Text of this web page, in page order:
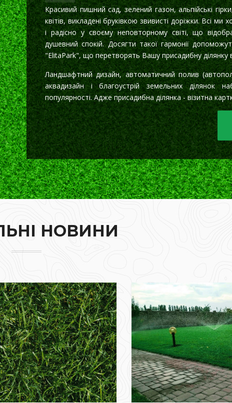
Красивий пишний сад, зелений газон, альпійські
квітів, викладені бруківкою звивисті доріжки. Всі
і радісно у своєму неповторному світі, що
душевний спокій. Досягти такої гармонії
"ЕlitaРark", що перетворять Вашу присадибну ділянку
Ландшафтний дизайн, автоматичний полив
аквадизайн і благоустрій земельних ділянок
популярності. Адже присадибна ділянка - візитна
НОВИНИ